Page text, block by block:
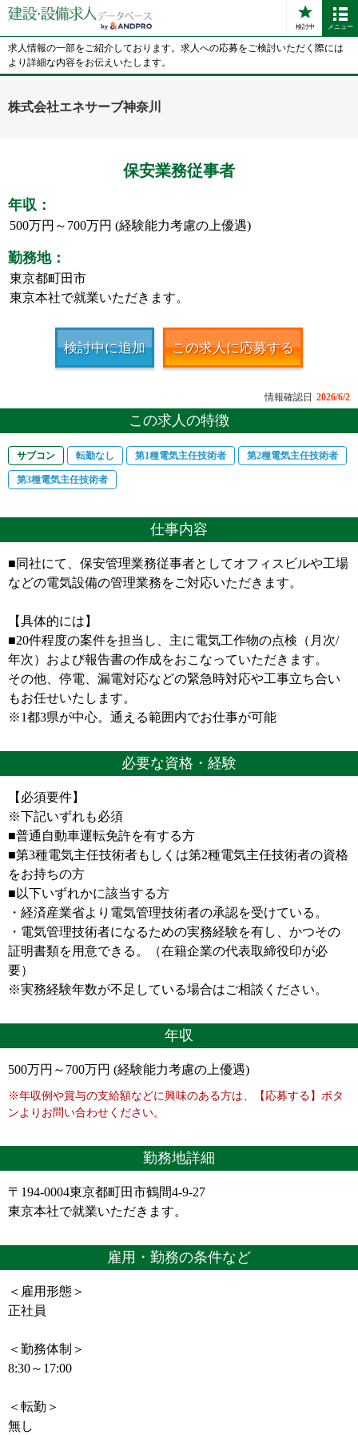
検討中 メニュー
求人情報の一部をご紹介しております。求人への応募をご検討いただく際には
より詳細な内容をお伝えいたします。
株式会社エネサーブ神奈川
保安業務従事者
年収：
500万円～700万円 (経験能力考慮の上優遇)
勤務地：
東京都町田市
東京本社で就業いただきます。
検討中に追加 この求人に応募する
情報確認日 2026/6/2
この求人の特徴
サブコン 転勤なし 第1種電気主任技術者 第2種電気主任技術者
第3種電気主任技術者
仕事内容
■同社にて、保安管理業務従事者としてオフィスビルや工場
などの電気設備の管理業務をご対応いただきます。
【具体的には】
■20件程度の案件を担当し、主に電気工作物の点検（月次/
年次）および報告書の作成をおこなっていただきます。
その他、停電、漏電対応などの緊急時対応や工事立ち合い
もお任せいたします。
※1都3県が中心。通える範囲内でお仕事が可能
必要な資格・経験
【必須要件】
※下記いずれも必須
■普通自動車運転免許を有する方
■第3種電気主任技術者もしくは第2種電気主任技術者の資格
をお持ちの方
■以下いずれかに該当する方
・経済産業省より電気管理技術者の承認を受けている。
・電気管理技術者になるための実務経験を有し、かつその
証明書類を用意できる。（在籍企業の代表取締役印が必
要）
※実務経験年数が不足している場合はご相談ください。
年収
500万円～700万円 (経験能力考慮の上優遇)
※年収例や賞与の支給額などに興味のある方は、【応募する】ボタ
ンよりお問い合わせください。
勤務地詳細
〒194-0004東京都町田市鶴間4-9-27
東京本社で就業いただきます。
雇用・勤務の条件など
＜雇用形態＞
正社員
＜勤務体制＞
8:30～17:00
＜転勤＞
無し